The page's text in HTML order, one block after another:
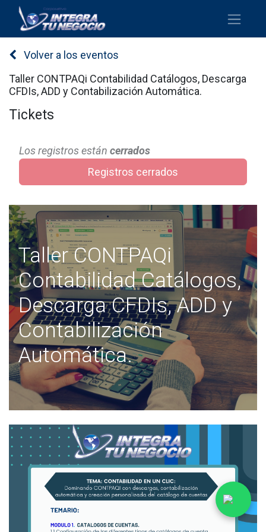
Volver a los eventos
Taller CONTPAQi Contabilidad Catálogos, Descarga
CFDIs, ADD y Contabilización Automática.
Tickets
Los registros están cerrados
Registros cerrados
Taller CONTPAQi
Contabilidad Catálogos,
Descarga CFDIs, ADD y
Contabilización
Automática.